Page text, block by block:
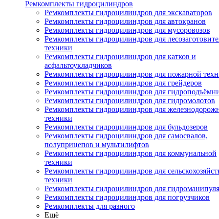
Ремкомплекты гидроцилиндров
Ремкомплекты гидроцилиндров для экскаваторов
Ремкомплекты гидроцилиндров для автокранов
Ремкомплекты гидроцилиндров для мусоровозов
Ремкомплекты гидроцилиндров для
техники
Ремкомплекты гидроцилиндров для катков и
асфальтоукладчиков
Ремкомплекты гидроцилиндров для пожарной
Ремкомплекты гидроцилиндров для грейдеров
Ремкомплекты гидроцилиндров для
Ремкомплекты гидроцилиндров для гидромолотов
Ремкомплекты гидроцилиндров для
техники
Ремкомплекты гидроцилиндров для бульдозеров
Ремкомплекты гидроцилиндров для самосвалов,
полуприцепов и мультилифтов
Ремкомплекты гидроцилиндров для коммунальной
техники
Ремкомплекты гидроцилиндров для
техники
Ремкомплекты гидроцилиндров для
Ремкомплекты гидроцилиндров для погрузчиков
Ремкомплекты для разного
Ещё